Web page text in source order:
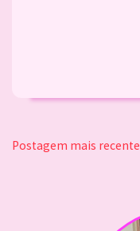
Postagem mais recente